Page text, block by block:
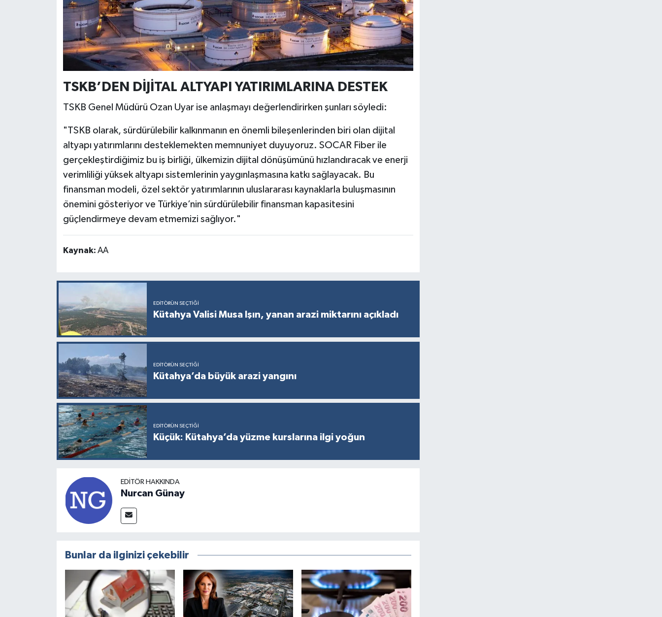
TSKB’DEN DİJİTAL ALTYAPI YATIRIMLARINA DESTEK
TSKB Genel Müdürü Ozan Uyar ise anlaşmayı değerlendirirken şunları söyledi:
"TSKB olarak, sürdürülebilir kalkınmanın en önemli bileşenlerinden biri olan dijital
altyapı yatırımlarını desteklemekten memnuniyet duyuyoruz. SOCAR Fiber ile
gerçekleştirdiğimiz bu iş birliği, ülkemizin dijital dönüşümünü hızlandıracak ve enerji
verimliliği yüksek altyapı sistemlerinin yaygınlaşmasına katkı sağlayacak. Bu
finansman modeli, özel sektör yatırımlarının uluslararası kaynaklarla buluşmasının
önemini gösteriyor ve Türkiye’nin sürdürülebilir finansman kapasitesini
güçlendirmeye devam etmemizi sağlıyor."
Kaynak: AA
EDITÖRÜN SEÇTIĞI
Kütahya Valisi Musa Işın, yanan arazi miktarını açıkladı
EDITÖRÜN SEÇTIĞI
Kütahya’da büyük arazi yangını
EDITÖRÜN SEÇTIĞI
Küçük: Kütahya’da yüzme kurslarına ilgi yoğun
EDITÖR HAKKINDA
Nurcan Günay
Bunlar da ilginizi çekebilir